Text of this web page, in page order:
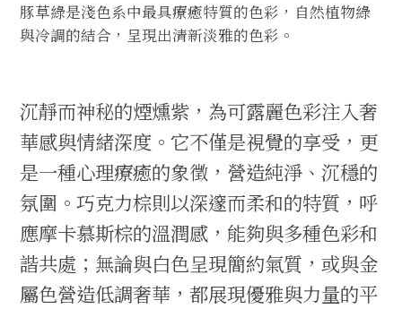
豚草綠是淺色系中最具療癒特質的色彩，自然植物綠
與冷調的結合，呈現出清新淡雅的色彩。
沉靜而神秘的煙燻紫，為可露麗色彩注入奢
華感與情緒深度。它不僅是視覺的享受，更
是一種心理療癒的象徵，營造純淨、沉穩的
氛圍。巧克力棕則以深邃而柔和的特質，呼
應摩卡慕斯棕的溫潤感，能夠與多種色彩和
諧共處；無論與白色呈現簡約氣質，或與金
屬色營造低調奢華，都展現優雅與力量的平